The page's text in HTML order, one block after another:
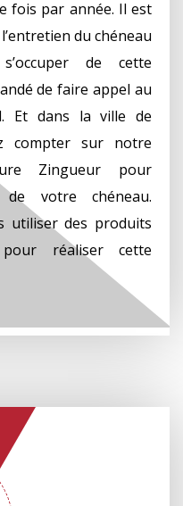
fois par année. Il est
du chéneau
de cette
de faire appel au
Et dans la ville de
compter sur notre
Zingueur pour
de votre chéneau.
utiliser des produits
réaliser cette